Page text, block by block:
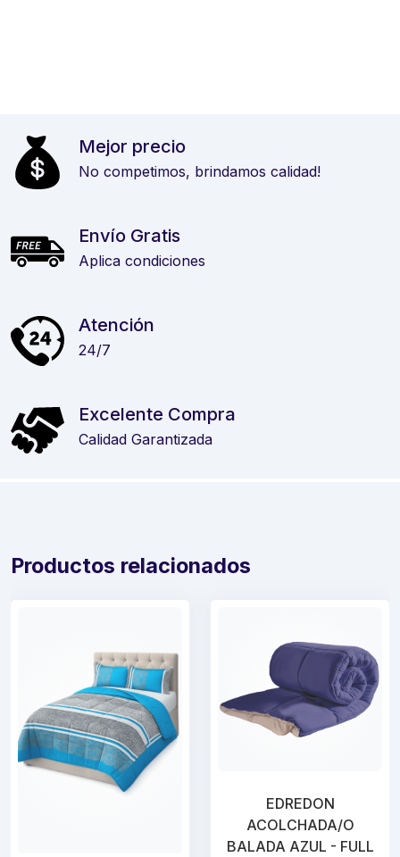
Mejor precio
No competimos, brindamos calidad!
Envío Gratis
Aplica condiciones
Atención
24/7
Excelente Compra
Calidad Garantizada
Productos relacionados
EDREDON
ACOLCHADA/O
BALADA AZUL - FULL